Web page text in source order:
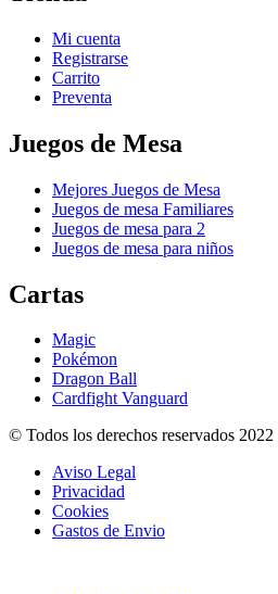
Mi cuenta
Registrarse
Carrito
Preventa
Juegos de Mesa
Mejores Juegos de Mesa
Juegos de mesa Familiares
Juegos de mesa para 2
Juegos de mesa para niños
Cartas
Magic
Pokémon
Dragon Ball
Cardfight Vanguard
© Todos los derechos reservados
Aviso Legal
Privacidad
Cookies
Gastos de Envio